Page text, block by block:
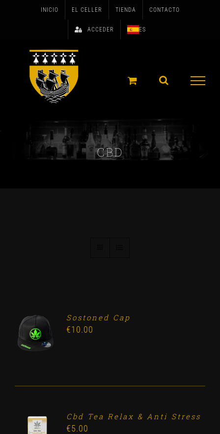
INICIO EL CELLER TIENDA CONTACTO
ACCEDER ES
CBD
ADD TO
CART
/
DETALLES
Sostoned Cap
€10.00
ADD TO
CART
Cbd Tea Relax & Anti Stress
€5.00